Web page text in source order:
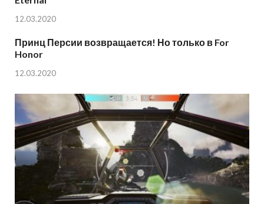
12.03.2020
Принц Персии возвращается! Но только в For
Honor
12.03.2020